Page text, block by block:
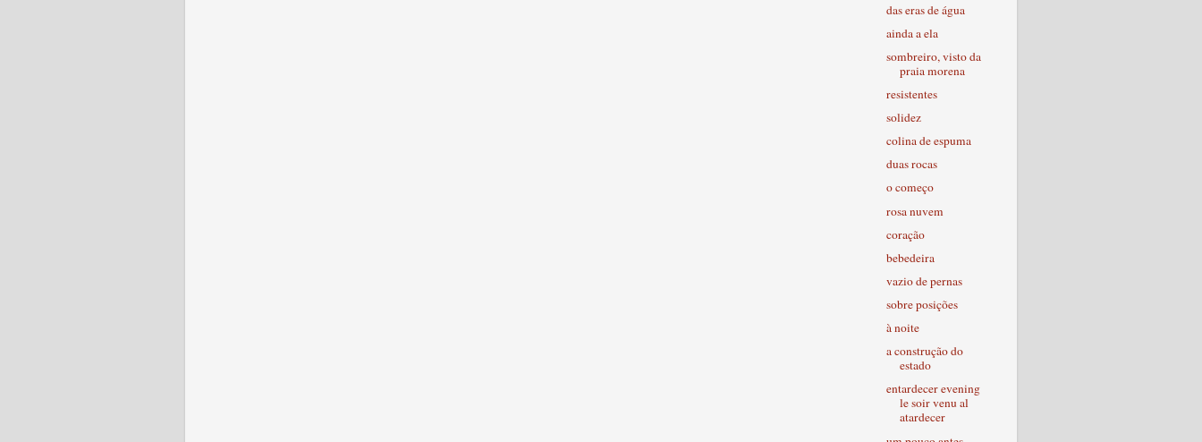
das eras de água
ainda a ela
sombreiro, visto da
praia morena
resistentes
solidez
colina de espuma
duas rocas
o começo
rosa nuvem
coração
bebedeira
vazio de pernas
sobre posições
à noite
a construção do
estado
entardecer evening
le soir venu al
atardecer